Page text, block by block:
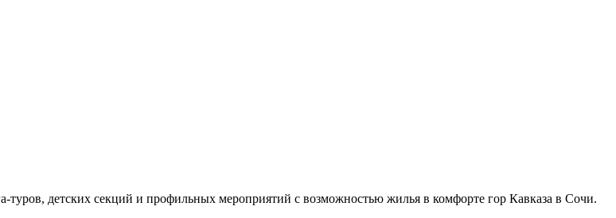
туров, детских секций и профильных мероприятий с возможностью жилья в комфорте гор Кавказа в Сочи.